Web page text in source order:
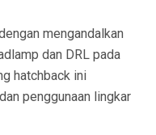
mengandalkan
dan DRL pada
hatchback ini
penggunaan lingkar